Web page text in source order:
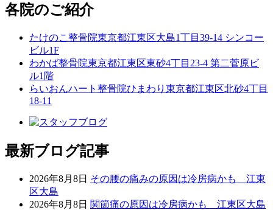
各院のご紹介
たけのこ整骨院東京都江東区大島1丁目39-14 シンコー
ビル1F
わかば整骨院東京都江東区東砂4丁目23-4 第二菅原ビ
ル1階
らいおんハート整骨院ひまわり 東京都江東区北砂4丁目
18-11
最新ブログ記事
2026年8月8日 その腰の痛みの原因は冷房病かも 江東
区大島
2026年8月8日 関節痛の原因は冷房病かも 江東区大島